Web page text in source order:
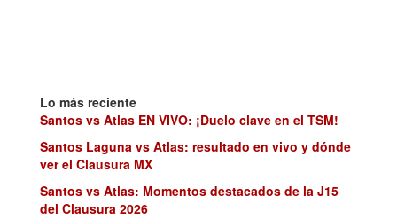
Lo más reciente
Santos vs Atlas EN VIVO: ¡Duelo clave en el TSM!
Santos Laguna vs Atlas: resultado en vivo y dónde
ver el Clausura MX
Santos vs Atlas: Momentos destacados de la J15
del Clausura 2026